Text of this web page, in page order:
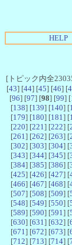
HELP
[トピック内全
[43] [44] [45] [46] [
[96] [97] [98] [99] [
[138] [139] [140] [
[179] [180] [181 ] [
[220] [221 ] [222] [
[261 ] [262] [263] [
[302] [303] [304] [
[343] [344] [345] [
[384] [385] [386] [
[425] [426] [427] [
[466] [467] [468] [
[507] [508] [509] [
[548] [549] [550] [
[589] [590] [591 ] [
[630] [631 ] [632] [
[671 ] [672] [673] [
[712] [713] [714] [